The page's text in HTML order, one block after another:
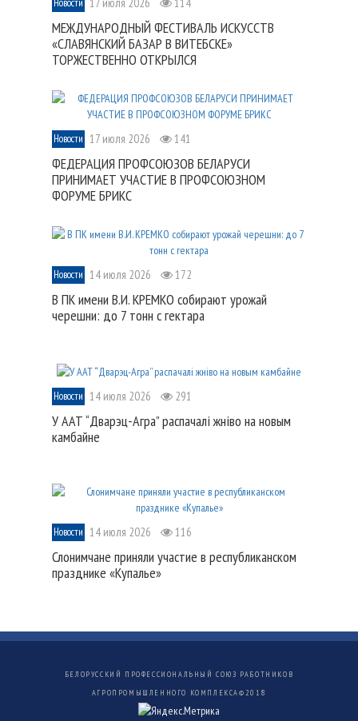
Новости
МЕЖДУНАРОДНЫЙ ФЕСТИВАЛЬ ИСКУССТВ
«СЛАВЯНСКИЙ БАЗАР В ВИТЕБСКЕ»
ТОРЖЕСТВЕННО ОТКРЫЛСЯ
Новости 17 июля 2026 141
ФЕДЕРАЦИЯ ПРОФСОЮЗОВ БЕЛАРУСИ
ПРИНИМАЕТ УЧАСТИЕ В ПРОФСОЮЗНОМ
ФОРУМЕ БРИКС
Новости 14 июля 2026 172
В ПК имени В.И. КРЕМКО собирают урожай
черешни: до 7 тонн с гектара
Новости 14 июля 2026 291
У ААТ “Дварэц-Агра” распачалі жніво на новым
камбайне
Новости 14 июля 2026 116
Слонимчане приняли участие в республиканском
празднике «Купалье»
БЕЛОРУССКИЙ ПРОФЕССИОНАЛЬНЫЙ СОЮЗ РАБОТНИКОВ
АГРОПРОМЫШЛЕННОГО КОМПЛЕКСА© 2018